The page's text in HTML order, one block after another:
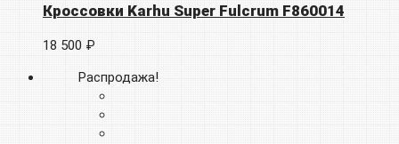
Кроссовки Karhu Super Fulcrum F860014
18 500 ₽
Распродажа!